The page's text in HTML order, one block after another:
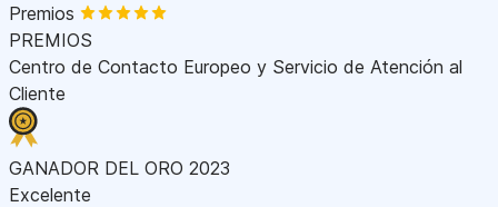
Premios
PREMIOS
Centro de Contacto Europeo y Servicio de Atención al
Cliente
GANADOR DEL ORO 2023
Excelente